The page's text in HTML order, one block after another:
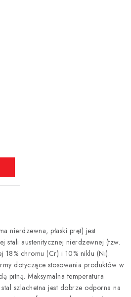
nierdzewna, płaski pręt) jest
stali austenitycznej nierdzewnej (tzw.
18% chromu (Cr) i 10% niklu (Ni).
dotyczące stosowania produktów w
pitną. Maksymalna temperatura
szlachetna jest dobrze odporna na